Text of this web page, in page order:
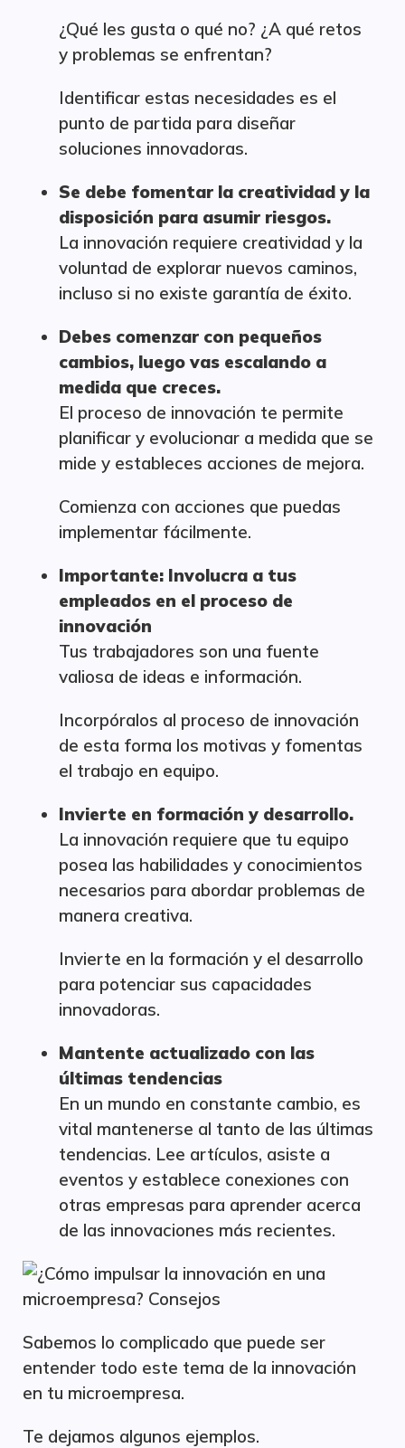
¿Qué les gusta o qué no? ¿A qué retos
y problemas se enfrentan?
Identificar estas necesidades es el
punto de partida para diseñar
soluciones innovadoras.
Se debe fomentar la creatividad y la
disposición para asumir riesgos.
La innovación requiere creatividad y la
voluntad de explorar nuevos caminos,
incluso si no existe garantía de éxito.
Debes comenzar con pequeños
cambios, luego vas escalando a
medida que creces.
El proceso de innovación te permite
planificar y evolucionar a medida que se
mide y estableces acciones de mejora.
Comienza con acciones que puedas
implementar fácilmente.
Importante: Involucra a tus
empleados en el proceso de
innovación
Tus trabajadores son una fuente
valiosa de ideas e información.
Incorpóralos al proceso de innovación
de esta forma los motivas y fomentas
el trabajo en equipo.
Invierte en formación y desarrollo.
La innovación requiere que tu equipo
posea las habilidades y conocimientos
necesarios para abordar problemas de
manera creativa.
Invierte en la formación y el desarrollo
para potenciar sus capacidades
innovadoras.
Mantente actualizado con las
últimas tendencias
En un mundo en constante cambio, es
vital mantenerse al tanto de las últimas
tendencias. Lee artículos, asiste a
eventos y establece conexiones con
otras empresas para aprender acerca
de las innovaciones más recientes.
Sabemos lo complicado que puede ser
entender todo este tema de la innovación
en tu microempresa.
Te dejamos algunos ejemplos.